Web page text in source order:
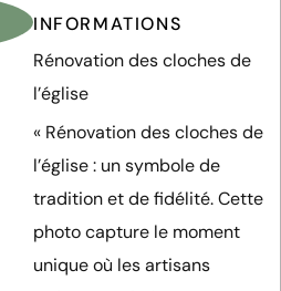
INFORMATIONS
Rénovation des cloches de
l’église
« Rénovation des cloches de
l’église : un symbole de
tradition et de fidélité. Cette
photo capture le moment
unique où les artisans